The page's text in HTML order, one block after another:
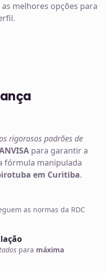
melhores opções para
rigorosos padrões de
para garantir a
fórmula manipulada
em Curitiba.
as normas da RDC
para máxima